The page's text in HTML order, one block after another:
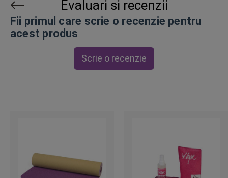
Evaluari si recenzii
Fii primul care scrie o recenzie pentru
acest produs
Scrie o recenzie